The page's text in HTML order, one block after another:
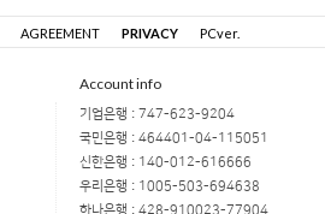
AGREEMENT PRIVACY PCver.
Account info
기업은행 : 747-623-9204
국민은행 : 464401-04-115051
신한은행 : 140-012-616666
우리은행 : 1005-503-694638
하나은행 : 428-910023-77904